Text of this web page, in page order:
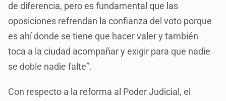
de diferencia, pero es fundamental que las
oposiciones refrendan la confianza del voto porque
es ahí donde se tiene que hacer valer y también
toca a la ciudad acompañar y exigir para que nadie
se doble nadie falte”.
Con respecto a la reforma al Poder Judicial, el